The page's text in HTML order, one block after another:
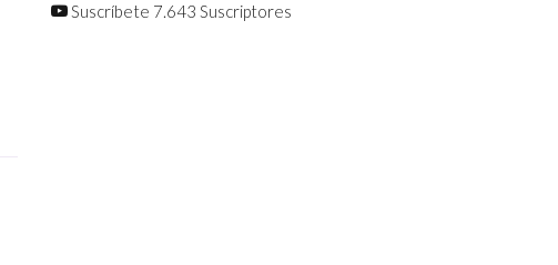
Suscríbete 7.643 Suscriptores